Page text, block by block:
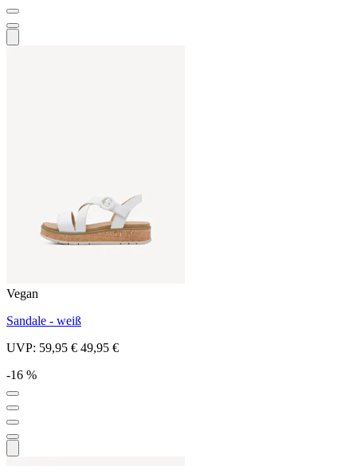
Vegan
Sandale - weiß
UVP: 59,95 € 49,95 €
-16 %